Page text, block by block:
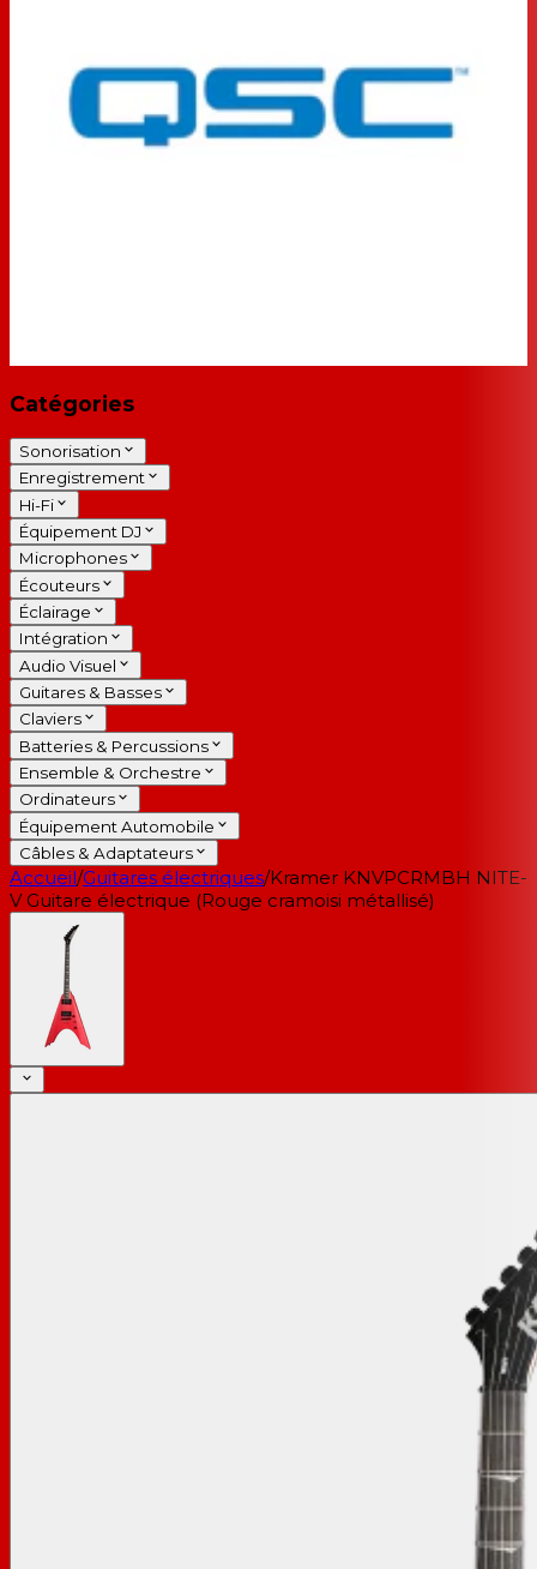
Catégories
Sonorisation
Enregistrement
Hi-Fi
Équipement DJ
Microphones
Écouteurs
Éclairage
Intégration
Audio Visuel
Guitares & Basses
Claviers
Batteries & Percussions
Ensemble & Orchestre
Ordinateurs
Équipement Automobile
Câbles & Adaptateurs
Accueil/Guitares électriques/Kramer KNVPCRMBH NITE-
V Guitare électrique (Rouge cramoisi métallisé)